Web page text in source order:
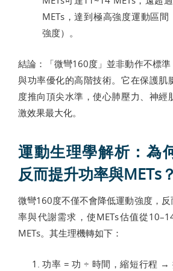
METs，達到極高強度運動區間
強度）。
結論：「微彎160度」並非動作不標
與功率優化的高階技術。它在保護肌
度推向頂尖水準，使心肺壓力、神經
激效果最大化。
運動生理學解析：為
反而提升功率與METs？
微彎160度不僅不會降低運動強度，
率與代謝需求，使METs估值從
METs。其生理機轉如下：
功率 = 功 ÷ 時間，縮短行程